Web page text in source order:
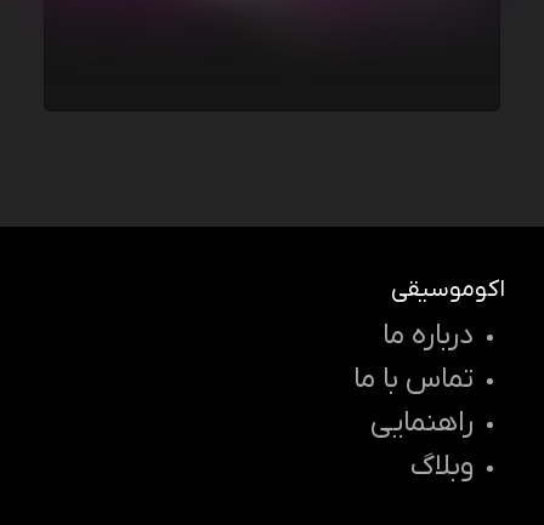
اکوموسیقی
درباره ما
تماس با ما
راهنمایی
وبلاگ